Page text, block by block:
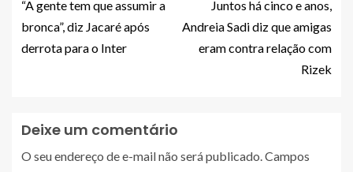
“A gente tem que assumir a
bronca”, diz Jacaré após
derrota para o Inter
Juntos há cinco e anos,
Andreia Sadi diz que amigas
eram contra relação com
Rizek
Deixe um comentário
O seu endereço de e-mail não será publicado. Campos